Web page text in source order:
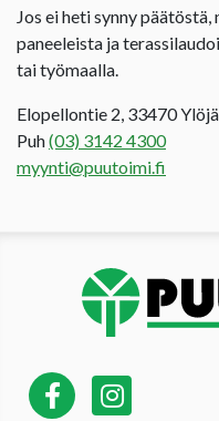
Jos ei heti synny
paneeleista ja
tai työmaalla.
Elopellontie 2, 33470
Puh(03) 3142 4300
myynti@puutoimi.fi